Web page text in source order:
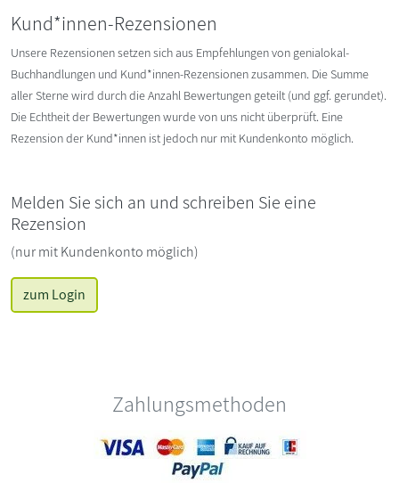
Kund*innen-Rezensionen
Unsere Rezensionen setzen sich aus Empfehlungen von genialokal-
Buchhandlungen und Kund*innen-Rezensionen zusammen. Die Summe
aller Sterne wird durch die Anzahl Bewertungen geteilt (und ggf. gerundet).
Die Echtheit der Bewertungen wurde von uns nicht überprüft. Eine
Rezension der Kund*innen ist jedoch nur mit Kundenkonto möglich.
Melden Sie sich an und schreiben Sie eine
Rezension
(nur mit Kundenkonto möglich)
zum Login
Zahlungsmethoden